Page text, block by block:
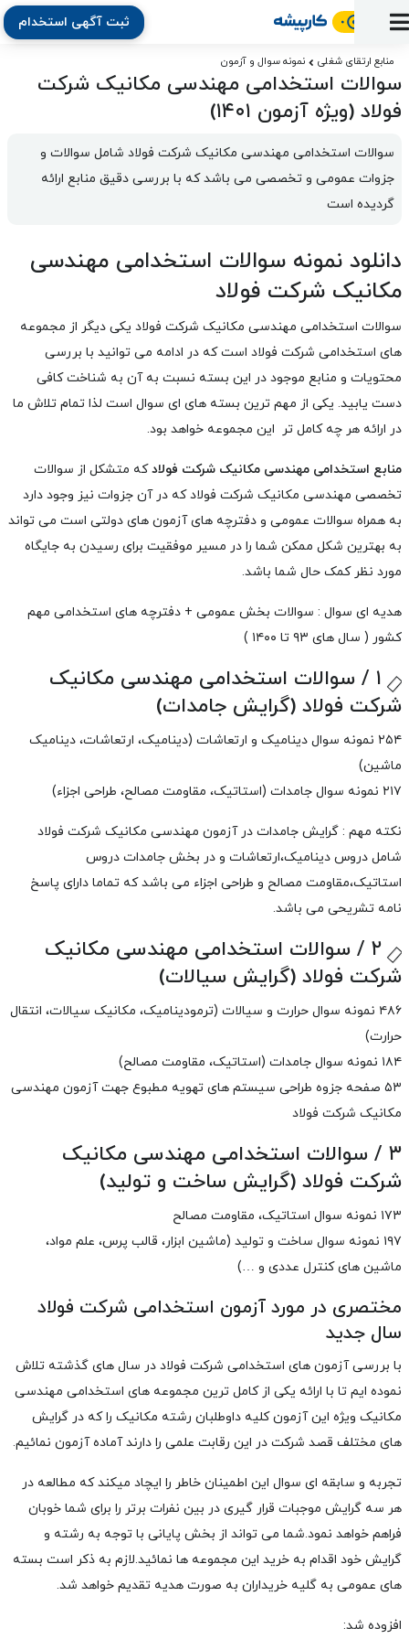
پنل
استخدام
به
کار
ثبت
رزومه
آگهی
آماده
به
ثبت
آگهی
استخدام
نشان
شده‌ها
تبادل
نظر
منابع
ارتقای
دوره
نرم‌افزار
استخدام
بلاگ
کارپیشه
(رزومه)
بخش
کارفرمایان
ثبت آگهی استخدام
منابع ارتقای شغلی نمونه سوال و آزمون
سوالات استخدامی مهندسی مکانیک شرکت
فولاد (ویژه آزمون ۱۴۰۱)
گردیده است
دانلود نمونه سوالات استخدامی مهندسی
مکانیک شرکت فولاد
سوالات استخدامی مهندسی مکانیک شرکت فولاد یکی دیگر از مجموعه
های استخدامی شرکت فولاد است که در ادامه می توانید با بررسی
محتویات و منابع موجود در این بسته نسبت به آن به شناخت کافی
دست یابید. یکی از مهم ترین بسته های ای سوال است لذا تمام تلاش ما
در ارائه هر چه کامل تر این مجموعه خواهد بود.
منابع استخدامی مهندسی مکانیک شرکت فولادکه متشکل از سوالات
تخصصی مهندسی مکانیک شرکت فولاد که در آن جزوات نیز وجود دارد
به همراه سوالات عمومی و دفترچه های آزمون های دولتی است می تواند
به بهترین شکل ممکن شما را در مسیر موفقیت برای رسیدن به جایگاه
مورد نظر کمک حال شما باشد.
هدیه ای سوال : سوالات بخش عمومی + دفترچه های استخدامی مهم
کشور ( سال های ۹۳ تا ۱۴۰۰ )
۱ / سوالات استخدامی مهندسی مکانیک
شرکت فولاد (گرایش جامدات)
۲۵۴ نمونه سوال دینامیک و ارتعاشات (دینامیک، ارتعاشات، دینامیک
ماشین)
۲۱۷ نمونه سوال جامدات (استاتیک، مقاومت مصالح، طراحی اجزاء)
نکته مهم : گرایش جامدات در آزمون مهندسی مکانیک شرکت فولاد
شامل دروس دینامیک،ارتعاشات و در بخش جامدات دروس
استاتیک،مقاومت مصالح و طراحی اجزاء می باشد که تماما دارای پاسخ
نامه تشریحی می باشد.
۲ / سوالات استخدامی مهندسی مکانیک
شرکت فولاد (گرایش سیالات)
۴۸۶ نمونه سوال حرارت و سیالات (ترمودینامیک، مکانیک سیالات، انتقال
حرارت)
۱۸۴ نمونه سوال جامدات (استاتیک، مقاومت مصالح)
۵۳ صفحه جزوه طراحی سیستم های تهویه مطبوع جهت آزمون مهندسی
مکانیک شرکت فولاد
۳ / سوالات استخدامی مهندسی مکانیک
شرکت فولاد (گرایش ساخت و تولید)
۱۷۳ نمونه سوال استاتیک، مقاومت مصالح
۱۹۷ نمونه سوال ساخت و تولید (ماشین ابزار، قالب پرس، علم مواد،
ماشین های کنترل عددی و …)
مختصری در مورد آزمون استخدامی شرکت فولاد
سال جدید
با بررسی آزمون های استخدامی شرکت فولاد در سال های گذشته تلاش
نموده ایم تا با ارائه یکی از کامل ترین مجموعه های استخدامی مهندسی
مکانیک ویژه این آزمون کلیه داوطلبان رشته مکانیک را که در گرایش
های مختلف قصد شرکت در این رقابت علمی را دارند آماده آزمون نمائیم.
تجربه و سابقه ای سوال این اطمینان خاطر را ایچاد میکند که مطالعه در
هر سه گرایش موجبات قرار گیری در بین نفرات برتر را برای شما خوبان
فراهم خواهد نمود.شما می تواند از بخش پایانی با توجه به رشته و
گرایش خود اقدام به خرید این مجموعه ها نمائید.لازم به ذکر است بسته
های عمومی به گلیه خریداران به صورت هدیه تقدیم خواهد شد.
افزوده شد: